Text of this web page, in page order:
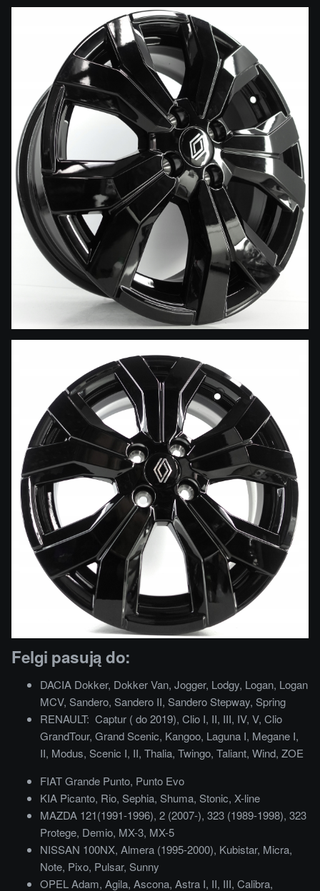
Felgi pasują do:
DACIA Dokker, Dokker Van, Jogger, Lodgy, Logan, Logan
MCV, Sandero, Sandero II, Sandero Stepway, Spring
RENAULT: Captur ( do 2019), Clio I, II, III, IV, V, Clio
GrandTour, Grand Scenic, Kangoo, Laguna I, Megane I,
II, Modus, Scenic I, II, Thalia, Twingo, Taliant, Wind, ZOE
FIAT Grande Punto, Punto Evo
KIA Picanto, Rio, Sephia, Shuma, Stonic, X-line
MAZDA 121(1991-1996), 2 (2007-), 323 (1989-1998), 323
Protege, Demio, MX-3, MX-5
NISSAN 100NX, Almera (1995-2000), Kubistar, Micra,
Note, Pixo, Pulsar, Sunny
OPEL Adam, Agila, Ascona, Astra I, II, III, Calibra,